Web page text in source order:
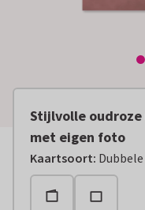
Stijlvolle
met eigen foto
Kaartsoort: